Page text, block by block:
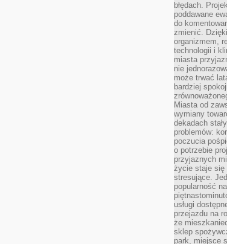
błędach.
poddawane
do
zmienić.
organizmem,
technologii i
miasta
nie
może trwać
bardziej
Miasta od
wymiany
dekadach
problemów:
poczucia
o potrzebie
przyjaznych
życie staje się
stresujące.
popularność
usługi
przejazdu na
że
sklep
park, miejsce